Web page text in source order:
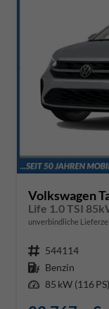
Volkswagen
Life 1.0 TSI
unverbindliche
Fahrzeugnr. 544114
Kraftstoff Benzin
Leistung 85 kW (116 PS)